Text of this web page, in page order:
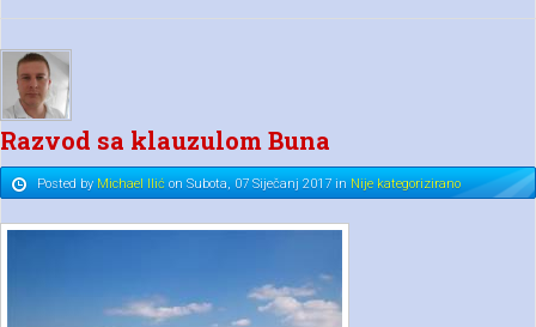
Razvod sa klauzulom Buna
Posted by Michael Ilić onSubota, 07 Siječanj 2017 in Nije kategorizirano